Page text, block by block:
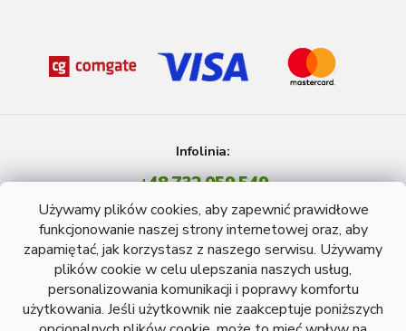
Używamy plików cookies, aby zapewnić prawidłowe
funkcjonowanie naszej strony internetowej oraz, aby
zapamiętać, jak korzystasz z naszego serwisu. Używamy
plików cookie w celu ulepszania naszych usług,
personalizowania komunikacji i poprawy komfortu
użytkowania. Jeśli użytkownik nie zaakceptuje poniższych
Infolinia:
+48 732 059 549
Pon - Pt: 8 - 15 godź.
info@atreon.pl